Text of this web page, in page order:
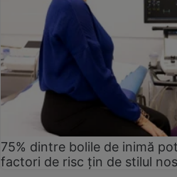
75% dintre bolile de inimă
factori de risc țin de stilul